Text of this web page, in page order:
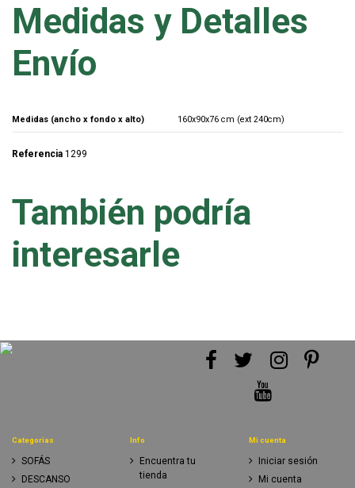
Medidas y Detalles
Envío
Medidas (ancho x fondo x alto) 160x90x76 cm (ext 240cm)
Referencia 1299
También podría
interesarle
Categorias
SOFÁS
DESCANSO
Info
Encuentra tu
tienda
Mi cuenta
Iniciar sesión
Mi cuenta